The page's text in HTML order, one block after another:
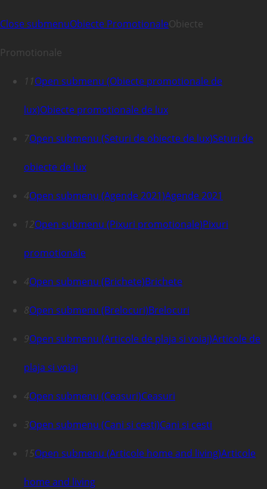
Close submenuObiecte PromotionaleObiecte
Promotionale
11Open submenu (Obiecte promotionale de
lux)Obiecte promotionale de lux
7Open submenu (Seturi de obiecte de lux)Seturi de
obiecte de lux
4Open submenu (Agende 2021)Agende 2021
12Open submenu (Pixuri promotionale)Pixuri
promotionale
4Open submenu (Brichete)Brichete
8Open submenu (Brelocuri)Brelocuri
9Open submenu (Articole de plaja si voiaj)Articole de
plaja si voiaj
4Open submenu (Ceasuri)Ceasuri
3Open submenu (Cani si cesti)Cani si cesti
15Open submenu (Articole home and living)Articole
home and living